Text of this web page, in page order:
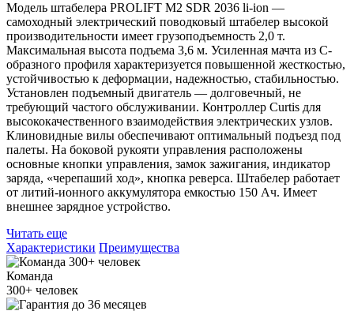
Модель штабелера PROLIFT M2 SDR 2036 li-ion —
самоходный электрический поводковый штабелер высокой
производительности имеет грузоподъемность 2,0 т.
Максимальная высота подъема 3,6 м. Усиленная мачта из C-
образного профиля характеризуется повышенной жесткостью,
устойчивостью к деформации, надежностью, стабильностью.
Установлен подъемный двигатель — долговечный, не
требующий частого обслуживании. Контроллер Curtis для
высококачественного взаимодействия электрических узлов.
Клиновидные вилы обеспечивают оптимальный подъезд под
палеты. На боковой рукояти управления расположены
основные кнопки управления, замок зажигания, индикатор
заряда, «черепаший ход», кнопка реверса. Штабелер работает
от литий-ионного аккумулятора емкостью 150 Ач. Имеет
внешнее зарядное устройство.
Читать еще
Характеристики Преимущества
Команда
300+ человек